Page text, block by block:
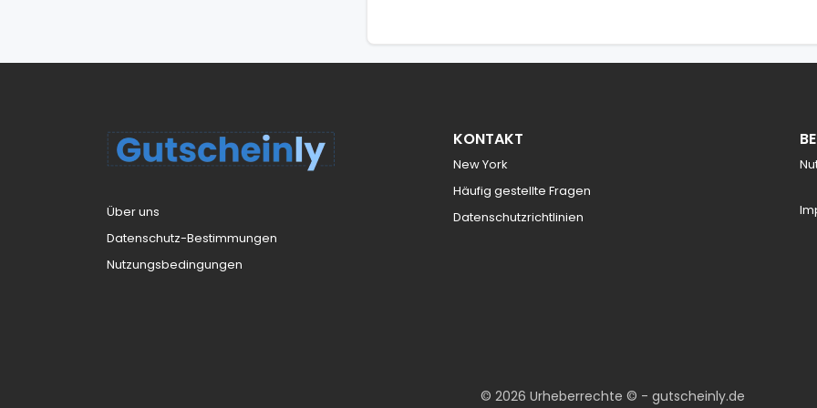
Über uns
Datenschutz-Bestimmungen
Nutzungsbedingungen
KONTAKT
New York
Häufig gestellte Fragen
Datenschutzrichtlinien
© 2026 Urheberrechte © - gutscheinly.de